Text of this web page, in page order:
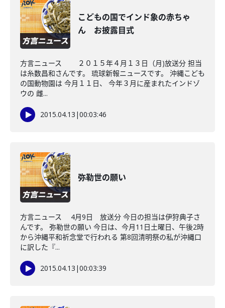
こどもの国でインド象の赤ちゃ
ん お披露目式
方言ニュース ２０１５年４月１３日（月)放送分 担当
は糸数昌和さんです。 琉球新報ニュースです。 沖縄こども
の国動物園は 今月１１日、 今年３月に産まれたインドゾ
ウの 雌...
2015.04.13 |00:03:46
弥勒世の願い
方言ニュース 4月9日 放送分 今日の担当は伊狩典子さ
んです。 弥勒世の願い 今日は、今月11日土曜日、午後2時
から沖縄平和祈念堂で行われる 第8回清明祭の私が沖縄口
に訳した『...
2015.04.13 |00:03:39